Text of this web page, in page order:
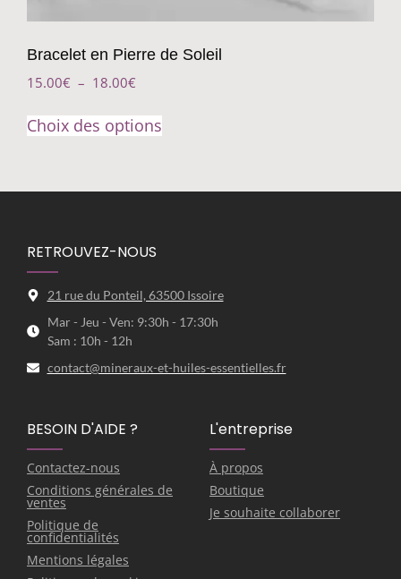
Bracelet en Pierre de Soleil
15.00€ – 18.00€
Choix des options
RETROUVEZ-NOUS
21 rue du Ponteil, 63500 Issoire
Mar - Jeu - Ven: 9:30h - 17:30h
Sam : 10h - 12h
contact@mineraux-et-huiles-essentielles.fr
BESOIN D'AIDE ?
Contactez-nous
Conditions générales de
ventes
Politique de
confidentialités
Mentions légales
L'entreprise
À propos
Boutique
Je souhaite collaborer